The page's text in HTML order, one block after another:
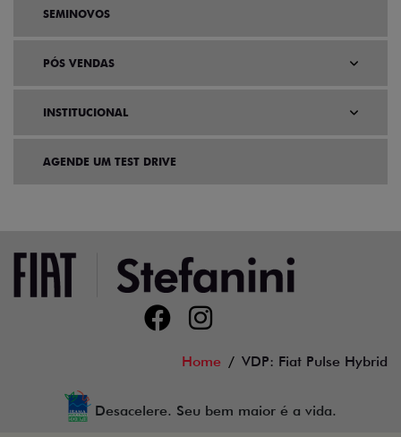
SEMINOVOS
PÓS VENDAS
INSTITUCIONAL
AGENDE UM TEST DRIVE
Home VDP: Fiat Pulse Hybrid
Desacelere. Seu bem maior é a vida.